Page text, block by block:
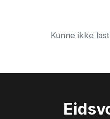
Kunne ikke